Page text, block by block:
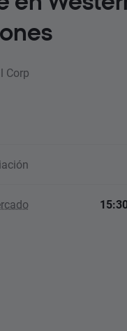
Corp